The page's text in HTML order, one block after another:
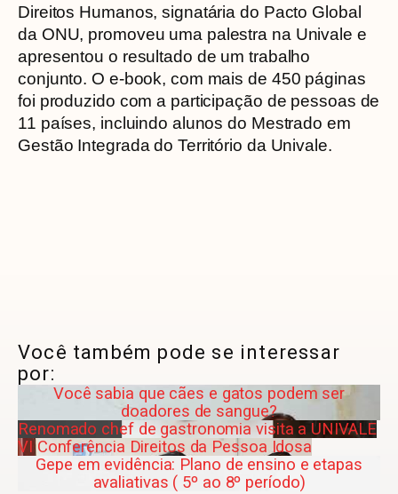
Direitos Humanos, signatária do Pacto Global
da ONU, promoveu uma palestra na Univale e
apresentou o resultado de um trabalho
conjunto. O e-book, com mais de 450 páginas
foi produzido com a participação de pessoas de
11 países, incluindo alunos do Mestrado em
Gestão Integrada do Território da Univale.
Você também pode se interessar
por:
Você sabia que cães e gatos podem ser
doadores de sangue?
Renomado chef de gastronomia visita a UNIVALE
VI Conferência Direitos da Pessoa Idosa
Gepe em evidência: Plano de ensino e etapas
avaliativas ( 5º ao 8º período)